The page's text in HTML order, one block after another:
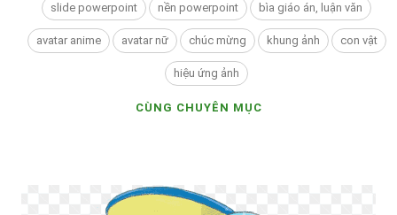
slide powerpoint nền powerpoint bìa giáo án, luận văn
avatar anime avatar nữ chúc mừng khung ảnh con vật
hiệu ứng ảnh
CÙNG CHUYÊN MỤC